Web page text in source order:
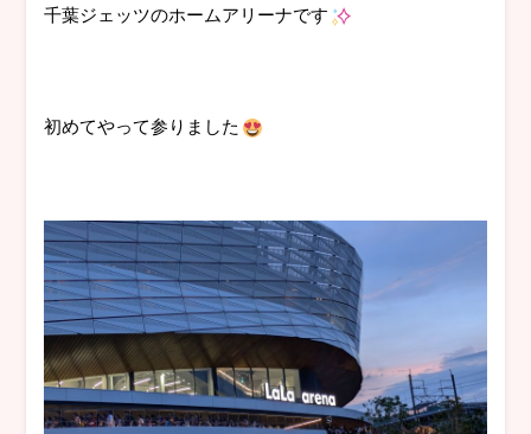
千葉ジェッツのホームアリーナです
初めてやって参りました